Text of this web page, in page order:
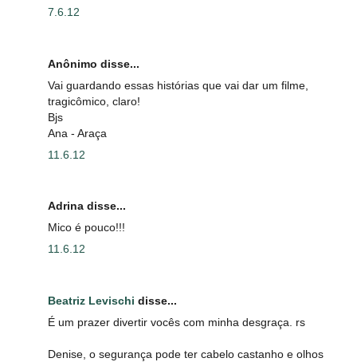
7.6.12
Anônimo disse...
Vai guardando essas histórias que vai dar um filme,
tragicômico, claro!
Bjs
Ana - Araça
11.6.12
Adrina disse...
Mico é pouco!!!
11.6.12
Beatriz Levischi disse...
É um prazer divertir vocês com minha desgraça. rs
Denise, o segurança pode ter cabelo castanho e olhos